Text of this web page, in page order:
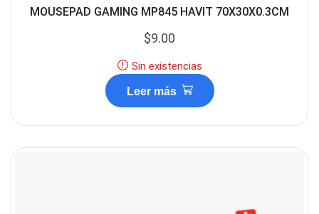
MOUSEPAD GAMING MP845 HAVIT 70X30X0.3CM
$9.00
Sin existencias
Leer más